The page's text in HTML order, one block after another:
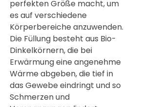
perfekten Größe macht, um
es auf verschiedene
Körperbereiche anzuwenden.
Die Füllung besteht aus Bio-
Dinkelkörnern, die bei
Erwärmung eine angenehme
Wärme abgeben, die tief in
das Gewebe eindringt und so
Schmerzen und